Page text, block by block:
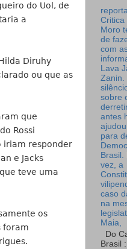
do Uol, de
a
Diruhy
ou que as
que
Rossi
iriam responder
e Jacks
teve uma
os
foram
Critica
Moro
de
com
Lava
Zanin.
sobre
antes
para
Brasil.
vez, a
caso
na
Maia,
Do
Brasil :